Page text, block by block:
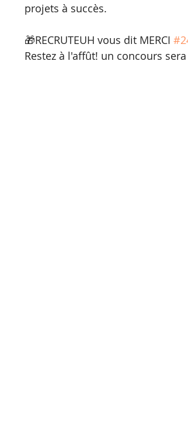
projets à succès.
🎁RECRUTEUH vous dit MERCI
Restez à l'affût! un concours